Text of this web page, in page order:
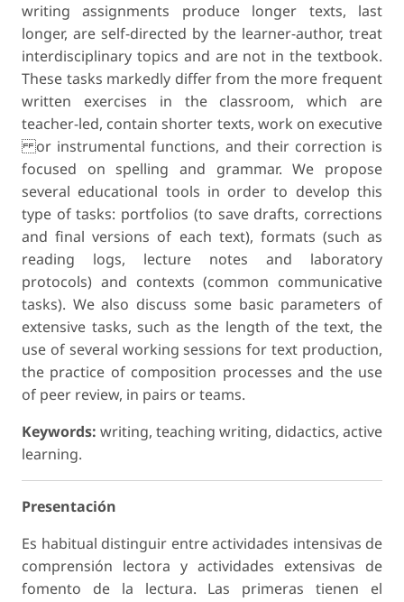
writing assignments produce longer texts, last
longer, are self-directed by the learner-author, treat
interdisciplinary topics and are not in the textbook.
These tasks markedly differ from the more frequent
written exercises in the classroom, which are
teacher-led, contain shorter texts, work on executive
or instrumental functions, and their correction is
focused on spelling and grammar. We propose
several educational tools in order to develop this
type of tasks: portfolios (to save drafts, corrections
and final versions of each text), formats (such as
reading logs, lecture notes and laboratory
protocols) and contexts (common communicative
tasks). We also discuss some basic parameters of
extensive tasks, such as the length of the text, the
use of several working sessions for text production,
the practice of composition processes and the use
of peer review, in pairs or teams.
Keywords: writing, teaching writing, didactics, active
learning.
Presentación
Es habitual distinguir entre actividades intensivas de
comprensión lectora y actividades extensivas de
fomento de la lectura. Las primeras tienen el